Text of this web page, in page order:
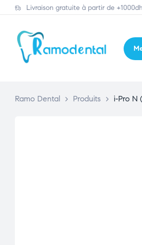
Livraison gratuite à partir de
Ramo Dental > Produits > i-Pro N